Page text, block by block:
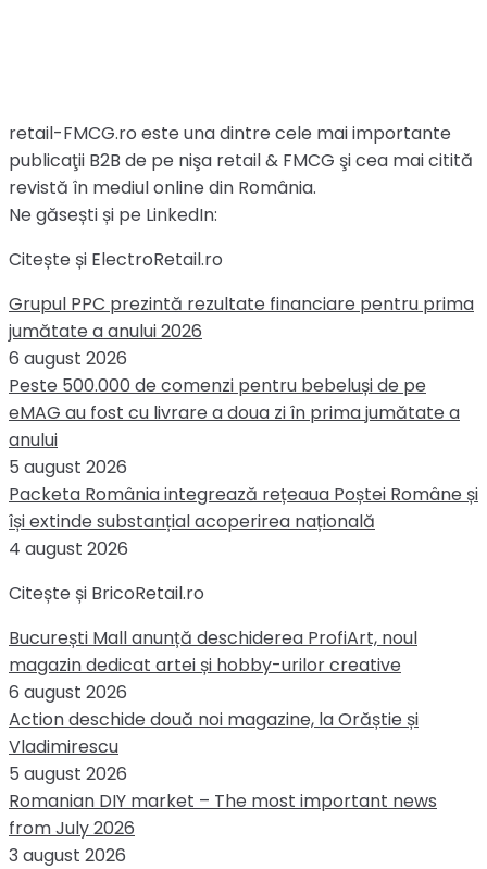
retail-FMCG.ro este una dintre cele mai importante
publicaţii B2B de pe nişa retail & FMCG şi cea mai citită
revistă în mediul online din România.
Ne găsești și pe LinkedIn:
Citește și ElectroRetail.ro
Grupul PPC prezintă rezultate financiare pentru prima
jumătate a anului 2026
6 august 2026
Peste 500.000 de comenzi pentru bebeluși de pe
eMAG au fost cu livrare a doua zi în prima jumătate a
anului
5 august 2026
Packeta România integrează rețeaua Poștei Române și
își extinde substanțial acoperirea națională
4 august 2026
Citește și BricoRetail.ro
București Mall anunță deschiderea ProfiArt, noul
magazin dedicat artei și hobby-urilor creative
6 august 2026
Action deschide două noi magazine, la Orăștie și
Vladimirescu
5 august 2026
Romanian DIY market – The most important news
from July 2026
3 august 2026